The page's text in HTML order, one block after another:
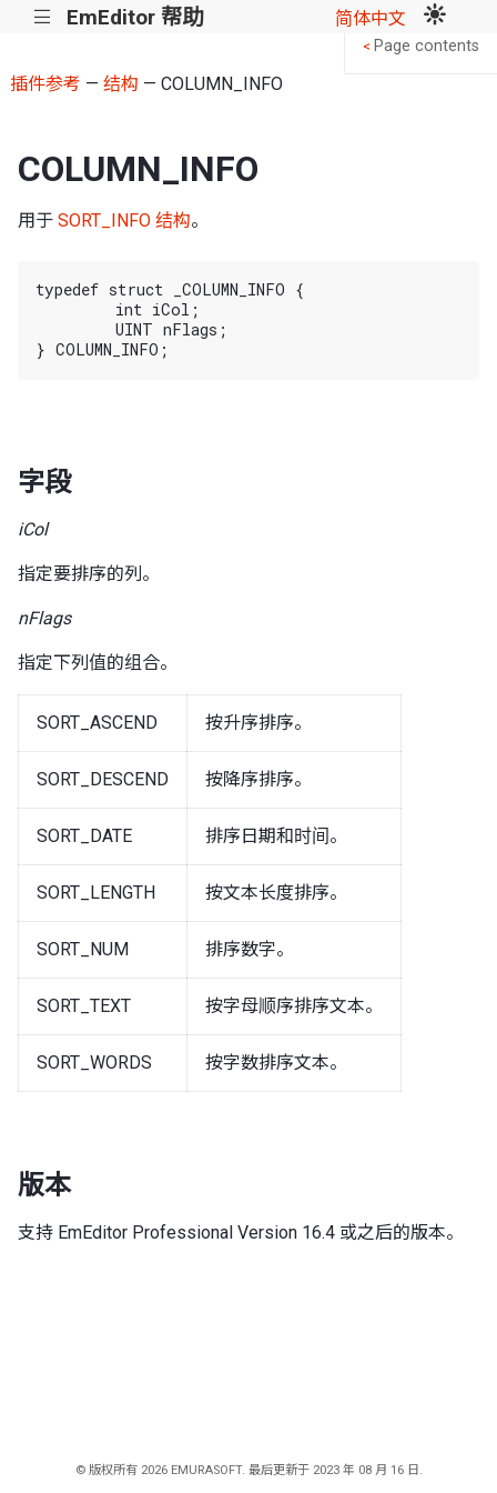
||| EmEditor 帮助 简体中文
插件参考 — 结构 — COLUMN_INFO
COLUMN_INFO
用于 SORT_INFO 结构。
typedef struct _COLUMN_INFO {
字段
iCol
指定要排序的列。
nFlags
指定下列值的组合。
SORT_ASCEND 按升序排序。
SORT_DESCEND 按降序排序。
SORT_DATE 排序日期和时间。
SORT_LENGTH 按文本长度排序。
SORT_NUM 排序数字。
SORT_TEXT 按字母顺序排序文本。
SORT_WORDS 按字数排序文本。
版本
支持 EmEditor Professional Version 16.4 或之后的版本。
< Page contents
© 版权所有 2026 EMURASOFT. 最后更新于 2023 年 08 月 16 日.